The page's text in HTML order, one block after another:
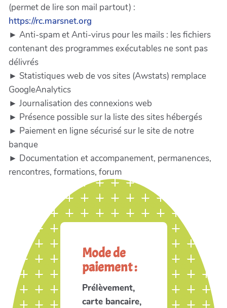
(permet de lire son mail partout) :
https://rc.marsnet.org
► Anti-spam et Anti-virus pour les mails : les fichiers
contenant des programmes exécutables ne sont pas
délivrés
► Statistiques web de vos sites (Awstats) remplace
GoogleAnalytics
► Journalisation des connexions web
► Présence possible sur la liste des sites hébergés
► Paiement en ligne sécurisé sur le site de notre
banque
► Documentation et accompanement, permanences,
rencontres, formations, forum
Mode de
paiement :
Prélèvement,
carte bancaire,